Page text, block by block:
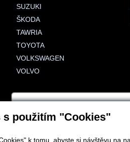
s použitím "Cookies"
k tomu, abyste si návštěvu na
SUZUKI
ŠKODA
TAWRIA
TOYOTA
VOLKSWAGEN
VOLVO